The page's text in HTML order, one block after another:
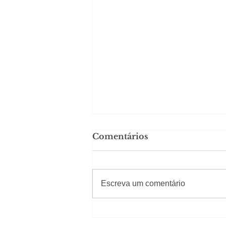
Comentários
Escreva um comentário
#Sugestões